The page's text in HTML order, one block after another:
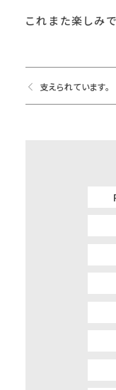
これまた楽しみ
支えられています。